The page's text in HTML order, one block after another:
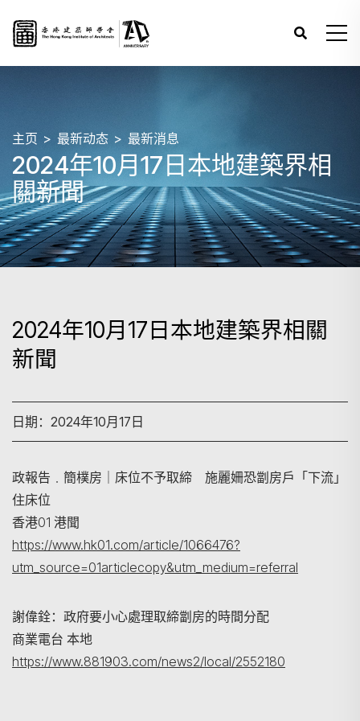
主页 最新动态 最新消息
2024年10月17日本地建築界相
關新聞
2024年10月17日本地建築界相關
新聞
日期：2024年10月17日
政報告﹒簡樸房｜床位不予取締 施麗姍恐劏房戶「下流」
住床位
香港01 港聞
https://www.hk01.com/article/1066476?
utm_source=01articlecopy&utm_medium=referral
謝偉銓：政府要小心處理取締劏房的時間分配
商業電台 本地
https://www.881903.com/news2/local/2552180